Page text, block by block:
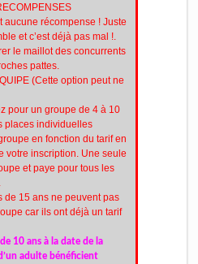
aucune récompense ! Juste
et c’est déjà pas mal !.
le maillot des concurrents
pattes.
(Cette option peut ne
pour un groupe de 4 à 10
places individuelles
en fonction du tarif en
votre inscription. Une seule
et paye pour tous les
de 15 ans ne peuvent pas
car ils ont déjà un tarif
10 ans à la date de la
adulte bénéficient